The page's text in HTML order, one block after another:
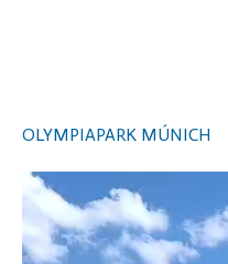
OLYMPIAPARK MÚNICH
Video
Player